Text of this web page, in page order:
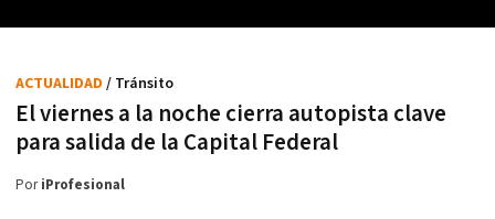
El viernes a la noche cierra autopista clave
para salida de la Capital Federal
ACTUALIDAD / Tránsito
PoriProfesional